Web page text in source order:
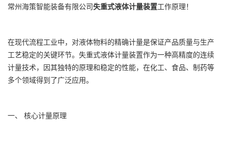
常州海策智能装备有限公司失重式液体计量装置工作原理！
在现代流程工业中，对液体物料的精确计量是保证产品质量与生产
工艺稳定的关键环节。失重式液体计量装置作为一种高精度的连续
计量技术，因其独特的原理和稳定的性能，在化工、食品、制药等
多个领域得到了广泛应用。
一、 核心计量原理